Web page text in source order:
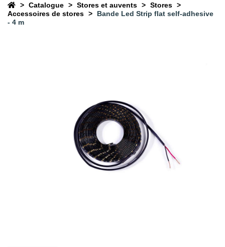
Catalogue Stores et auvents
Stores
Accessoires de stores
Bande Led Strip flat self-adhesive
- 4 m